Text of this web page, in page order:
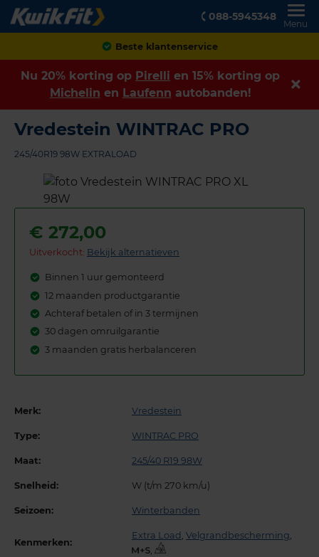
088-5945348
Menu
Achteraf betalen
Nu 20% korting op Pirelli en 15% korting op
Michelin en Laufenn autobanden!
Vredestein WINTRAC PRO
245/40R19 98W EXTRALOAD
€ 272,00
Uitverkocht: Bekijk alternatieven
Binnen 1 uur gemonteerd
12 maanden productgarantie
Achteraf betalen of in 3 termijnen
30 dagen omruilgarantie
3 maanden gratis herbalanceren
Merk: Vredestein
Type: WINTRAC PRO
Maat: 245/40 R19 98W
Snelheid: W (t/m 270 km/u)
Seizoen: Winterbanden
Kenmerken:
Extra Load , Velgrandbescherming,
,